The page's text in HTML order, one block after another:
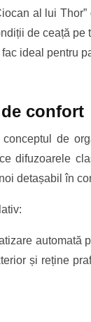
al lui
de ceață pe
ideal pentru
confort
de
difuzoarele
detașabil în
și reține